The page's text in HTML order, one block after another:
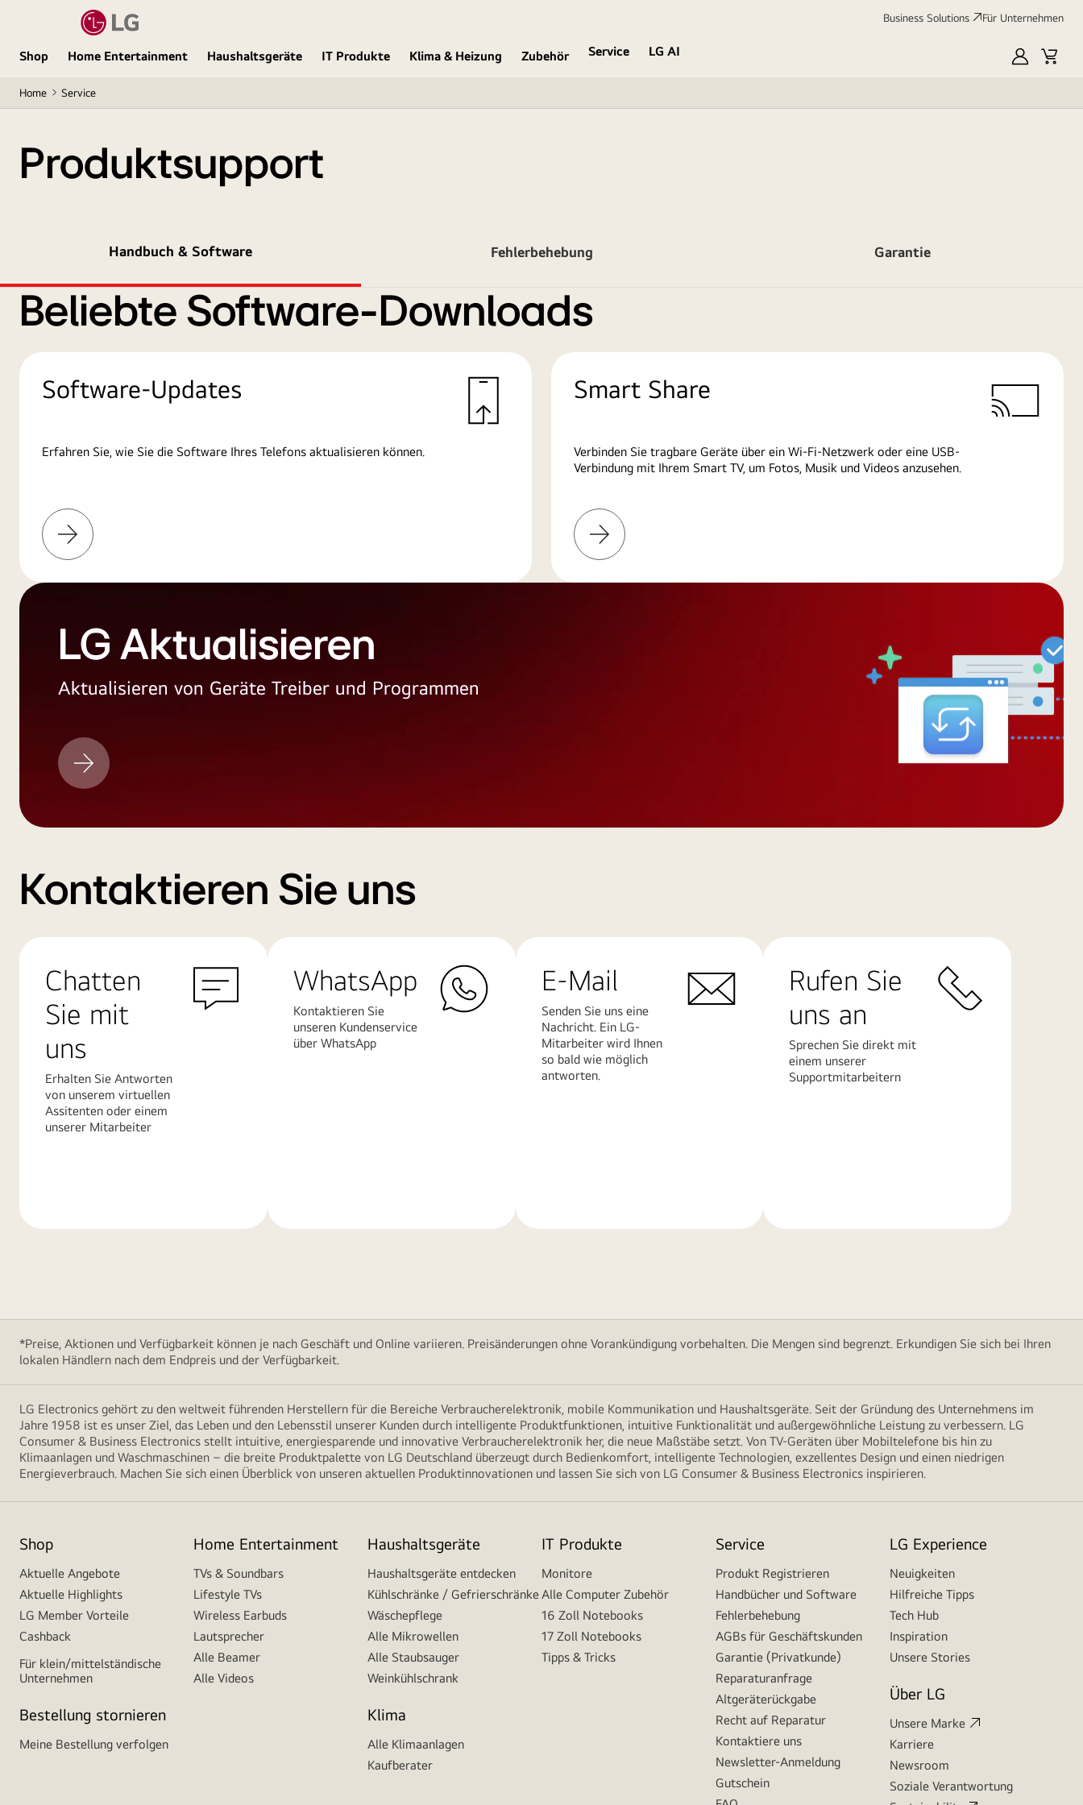
Business Solutions Für Unternehmen
Shop Home Entertainment Haushaltsgeräte IT Produkte Klima & Heizung Zubehör Service
LG AI
MyLGCart
Home Service
Produktsupport
Handbuch & Software Fehlerbehebung Garantie
Beliebte Software-Downloads
Software-Updates
Erfahren Sie, wie Sie die Software Ihres Telefons aktualisieren können.
Weitere
Informationen
Smart Share
Verbinden Sie tragbare Geräte über ein Wi-Fi-Netzwerk oder eine USB-
Verbindung mit Ihrem Smart TV, um Fotos, Musik und Videos anzusehen.
Weitere
Informationen
LG Aktualisieren
Aktualisieren von Geräte Treiber und Programmen
LG
Aktualisieren
Kontaktieren Sie uns
Chatten
Sie mit
uns
Erhalten Sie Antworten
von unserem virtuellen
Assitenten oder einem
unserer Mitarbeiter
WhatsApp
Kontaktieren Sie
unseren Kundenservice
über WhatsApp
E-Mail
Senden Sie uns eine
Nachricht. Ein LG-
Mitarbeiter wird Ihnen
so bald wie möglich
antworten.
Rufen Sie
uns an
Sprechen Sie direkt mit
einem unserer
Supportmitarbeitern
*Preise, Aktionen und Verfügbarkeit können je nach Geschäft und Online variieren. Preisänderungen ohne Vorankündigung vorbehalten. Die Mengen sind begrenzt. Erkundigen Sie sich bei Ihren
lokalen Händlern nach dem Endpreis und der Verfügbarkeit.
LG Electronics gehört zu den weltweit führenden Herstellern für die Bereiche Verbraucherelektronik, mobile Kommunikation und Haushaltsgeräte. Seit der Gründung des Unternehmens im
Jahre 1958 ist es unser Ziel, das Leben und den Lebensstil unserer Kunden durch intelligente Produktfunktionen, intuitive Funktionalität und außergewöhnliche Leistung zu verbessern. LG
Consumer & Business Electronics stellt intuitive, energiesparende und innovative Verbraucherelektronik her, die neue Maßstäbe setzt. Von TV-Geräten über Mobiltelefone bis hin zu
Klimaanlagen und Waschmaschinen – die breite Produktpalette von LG Deutschland überzeugt durch Bedienkomfort, intelligente Technologien, exzellentes Design und einen niedrigen
Energieverbrauch. Machen Sie sich einen Überblick von unseren aktuellen Produktinnovationen und lassen Sie sich von LG Consumer & Business Electronics inspirieren.
Shop
Aktuelle Angebote
Aktuelle Highlights
LG Member Vorteile
Cashback
Für klein/mittelständische
Unternehmen
Bestellung stornieren
Meine Bestellung verfolgen
Home Entertainment
TVs & Soundbars
Lifestyle TVs
Wireless Earbuds
Lautsprecher
Alle Beamer
Alle Videos
Haushaltsgeräte
Haushaltsgeräte entdecken
Kühlschränke / Gefrierschränke
Wäschepflege
Alle Mikrowellen
Alle Staubsauger
Weinkühlschrank
Klima
Alle Klimaanlagen
Kaufberater
IT Produkte
Monitore
Alle Computer Zubehör
16 Zoll Notebooks
17 Zoll Notebooks
Tipps & Tricks
Service
Produkt Registrieren
Handbücher und Software
Fehlerbehebung
AGBs für Geschäftskunden
Garantie (Privatkunde)
Reparaturanfrage
Altgeräterückgabe
Recht auf Reparatur
Kontaktiere uns
Newsletter-Anmeldung
Gutschein
LG Experience
Neuigkeiten
Hilfreiche Tipps
Tech Hub
Inspiration
Unsere Stories
Über LG
Unsere Marke
Karriere
Newsroom
Soziale Verantwortung